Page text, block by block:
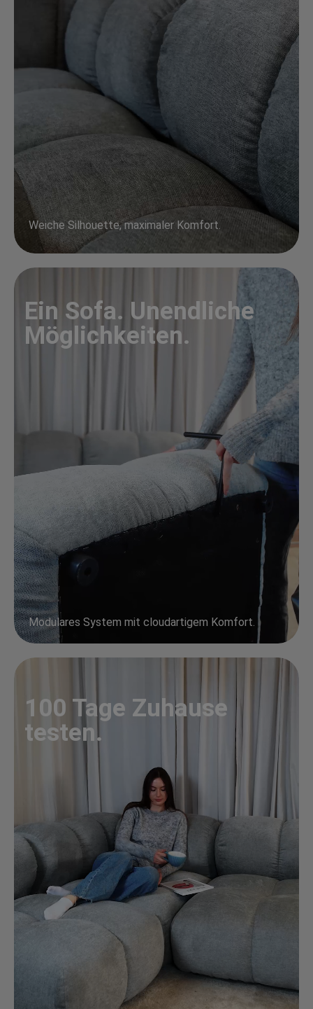
Weiche Silhouette, maximaler Komfort.
Ein Sofa. Unendliche
Möglichkeiten.
Modulares System mit cloudartigem Komfort.
100 Tage Zuhause
testen.